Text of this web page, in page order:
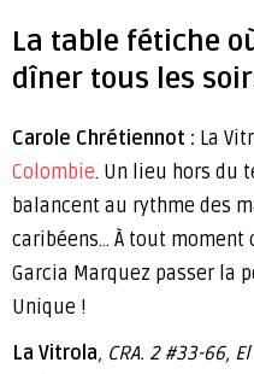
La table fétiche
dîner tous les
Carole Chrétiennot : La
Colombie. Un lieu hors du
balancent au rythme des
caribéens… À tout moment
Garcia Marquez passer la
Unique !
La Vitrola, CRA. 2 #33-66,